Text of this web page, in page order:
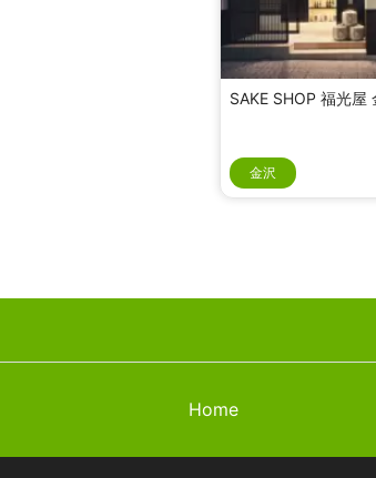
SAKE SHOP 福光屋
金沢
Home